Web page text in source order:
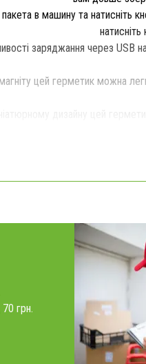
в машину та
натисніть
заряджання через USB
цей герметик можна
дизайну цей
грн.